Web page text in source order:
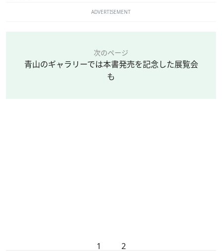
ADVERTISEMENT
次のページ
青山のギャラリーでは本書発売を記念した展覧会
も
1 2